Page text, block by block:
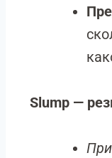
Slump —